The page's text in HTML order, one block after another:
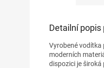
Detailní popis
Vyrobené
moderních
dispozici je široká